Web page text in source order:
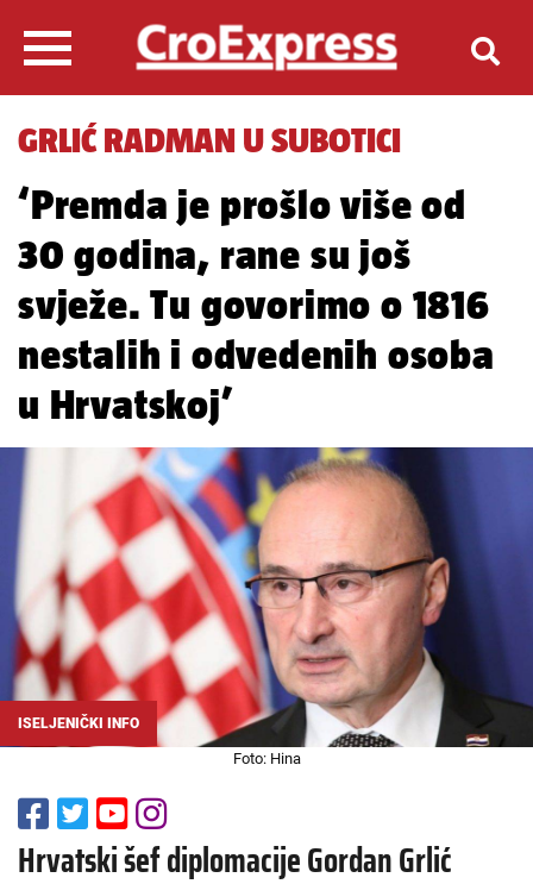
GRLIĆ RADMAN U SUBOTICI
‘Premda je prošlo više od
30 godina, rane su još
svježe. Tu govorimo o 1816
nestalih i odvedenih osoba
u Hrvatskoj’
ISELJENIČKI INFO
Foto: Hina
Hrvatski šef diplomacije Gordan Grlić